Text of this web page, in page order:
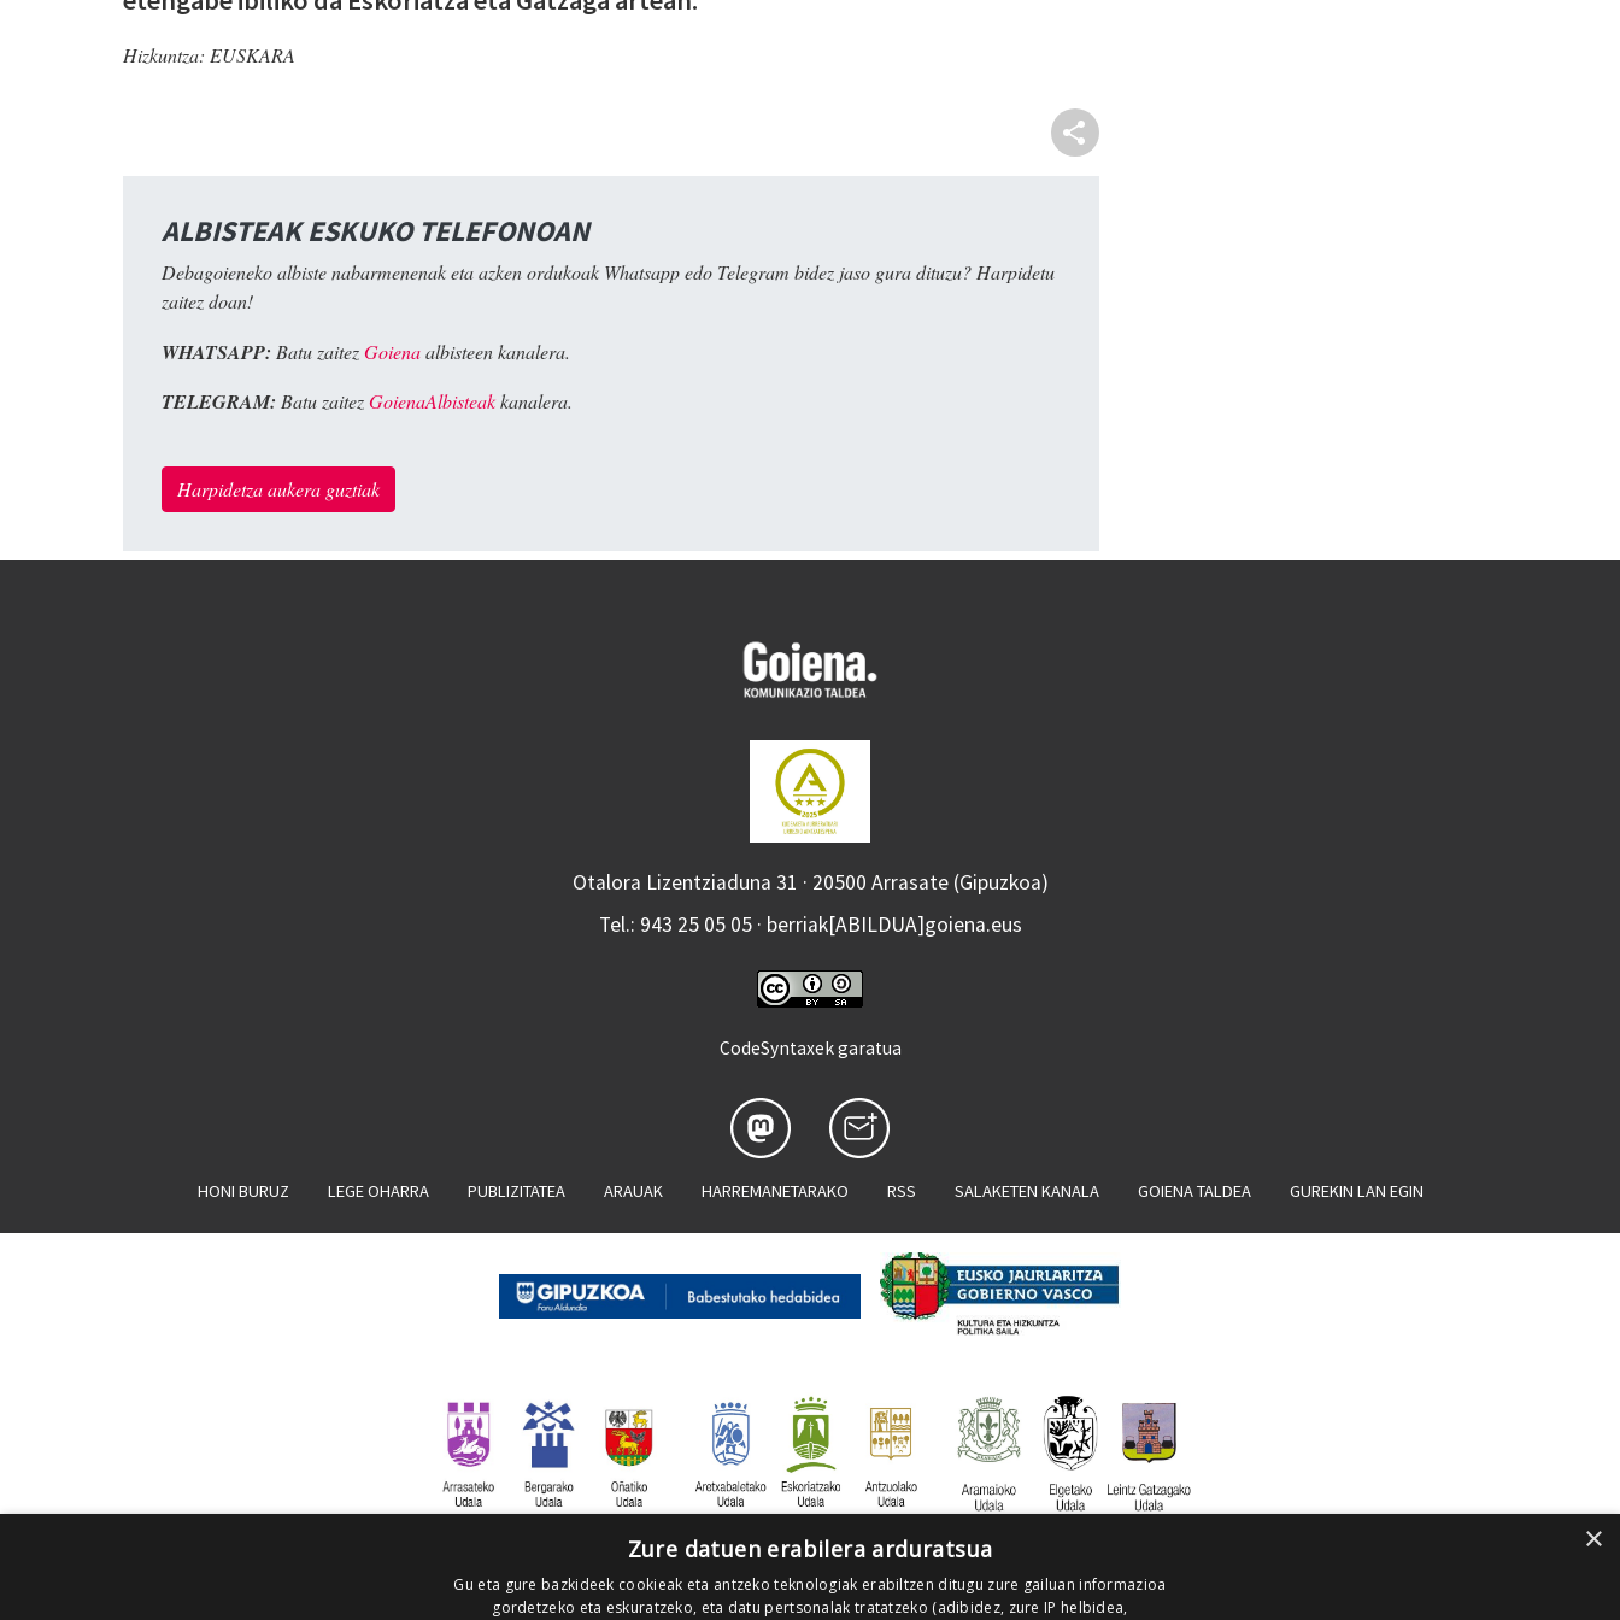
Hizkuntza: EUSKARA
ALBISTEAK ESKUKO TELEFONOAN
Debagoieneko albiste nabarmenenak eta azken ordukoak Whatsapp edo Telegram bidez jaso gura dituzu? Harpidetu
zaitez doan!
WHATSAPP: Batu zaitezGoienaalbisteen kanalera.
TELEGRAM: Batu zaitezGoienaAlbisteakkanalera.
Harpidetza aukera guztiak
Otalora Lizentziaduna 31 · 20500 Arrasate (Gipuzkoa)
Tel.: 943 25 05 05 · berriak[ABILDUA]goiena.eus
CodeSyntaxek garatua
HONI BURUZ LEGE OHARRA PUBLIZITATEA ARAUAK HARREMANETARAKO RSS SALAKETEN KANALA GOIENA TALDEA GUREKIN LAN EGIN
×
Zure datuen erabilera arduratsua
Gu eta gure bazkideek cookieak eta antzeko teknologiak erabiltzen ditugu zure gailuan informazioa
gordetzeko eta eskuratzeko, eta datu pertsonalak tratatzeko (adibidez, zure IP helbidea,